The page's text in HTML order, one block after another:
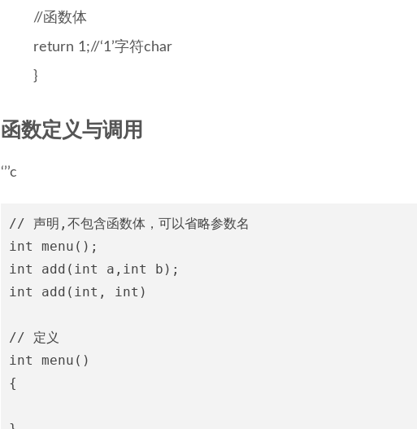
//函数体
return 1;//‘1’字符char
}
函数定义与调用
‘’’c
// 声明,不包含函数体，可以省略参数名
int menu();
int add(int a,int b);
int add(int, int)
// 定义
int menu()
{